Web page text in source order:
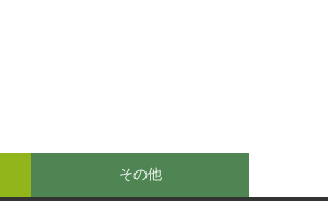
その他